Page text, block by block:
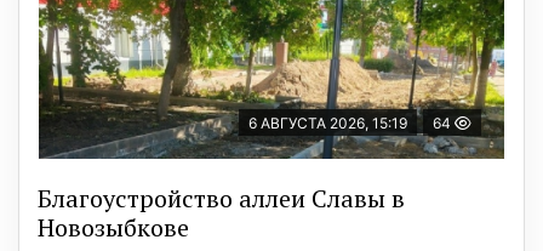
6 АВГУСТА 2026, 15:19 64
Благоустройство аллеи Славы в
Новозыбкове